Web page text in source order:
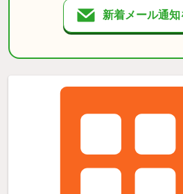
新着メール通知